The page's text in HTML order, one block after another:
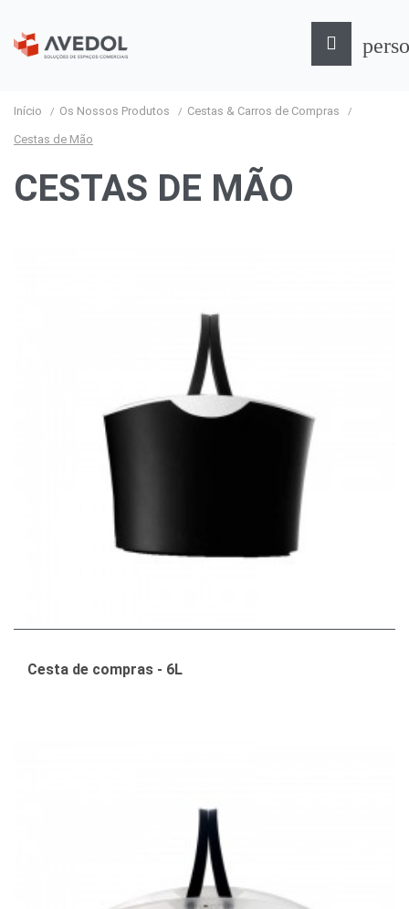

Início Os Nossos Produtos Cestas & Carros de Compras
Cestas de Mão
CESTAS DE MÃO
Cesta de compras - 6L